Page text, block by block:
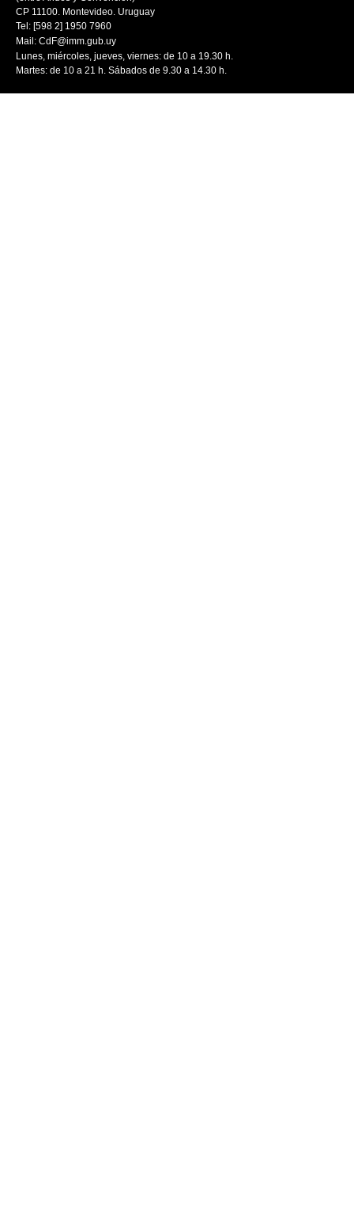
CP 11100. Montevideo. Uruguay
Tel: [598 2] 1950 7960
Mail: CdF@imm.gub.uy
Lunes, miércoles, jueves, viernes: de 10 a 19.30 h.
Martes: de 10 a 21 h. Sábados de 9.30 a 14.30 h.